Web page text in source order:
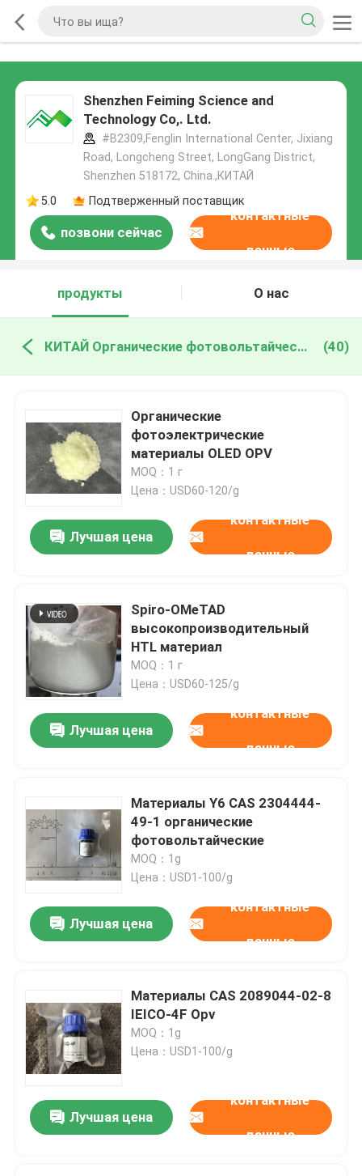
Shenzhen Feiming Science and
Technology Co,. Ltd.
#B2309,Fenglin International Center, Jixiang
Road, Longcheng Street, LongGang District,
Shenzhen 518172, China.,КИТАЙ
5.0
Подтверженный поставщик
позвони сейчас
контактные
данные
продукты О нас
КИТАЙ Органические фотовольтайческие материалы (40)
Органические
фотоэлектрические
материалы OLED OPV
MOQ：1 г
Цена：USD60-120/g
Лучшая цена
контактные
данные
Spiro-OMeTAD
высокопроизводительный
HTL материал
MOQ：1 г
Цена：USD60-125/g
Лучшая цена
контактные
данные
Материалы Y6 CAS 2304444-
49-1 органические
фотовольтайческие
MOQ：1g
Цена：USD1-100/g
Лучшая цена
контактные
данные
Материалы CAS 2089044-02-8
IEICO-4F Opv
MOQ：1g
Цена：USD1-100/g
Лучшая цена
контактные
данные